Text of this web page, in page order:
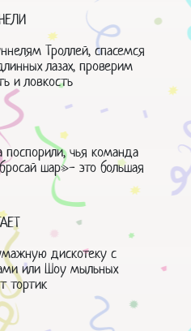
Троллей, спасемся
лазах, проверим
и ловкость
поспорили, чья команда
шар»- это большая
дискотеку с
или Шоу мыльных
тортик